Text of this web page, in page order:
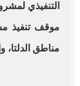
مناطق الدلتا،